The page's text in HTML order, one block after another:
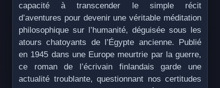
capacité à transcender le simple récit
d’aventures pour devenir une véritable méditation
philosophique sur l’humanité, déguisée sous les
atours chatoyants de l’Égypte ancienne. Publié
en 1945 dans une Europe meurtrie par la guerre,
ce roman de l’écrivain finlandais garde une
actualité troublante, questionnant nos certitudes